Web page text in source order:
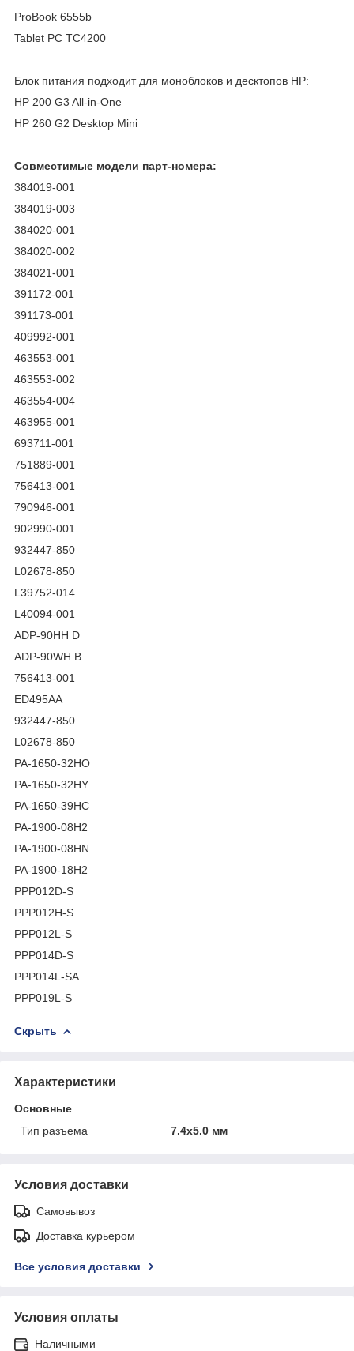
ProBook 6555b
Tablet PC TC4200
Блок питания подходит для моноблоков и десктопов HP:
HP 200 G3 All-in-One
HP 260 G2 Desktop Mini
Совместимые модели парт-номера:
384019-001
384019-003
384020-001
384020-002
384021-001
391172-001
391173-001
409992-001
463553-001
463553-002
463554-004
463955-001
693711-001
751889-001
756413-001
790946-001
902990-001
932447-850
L02678-850
L39752-014
L40094-001
ADP-90HH D
ADP-90WH B
756413-001
ED495AA
932447-850
L02678-850
PA-1650-32HO
PA-1650-32HY
PA-1650-39HC
PA-1900-08H2
PA-1900-08HN
PA-1900-18H2
PPP012D-S
PPP012H-S
PPP012L-S
PPP014D-S
PPP014L-SA
PPP019L-S
Скрыть
Характеристики
Основные
Тип разъема
7.4x5.0 мм
Условия доставки
Самовывоз
Доставка курьером
Все условия доставки
Условия оплаты
Наличными